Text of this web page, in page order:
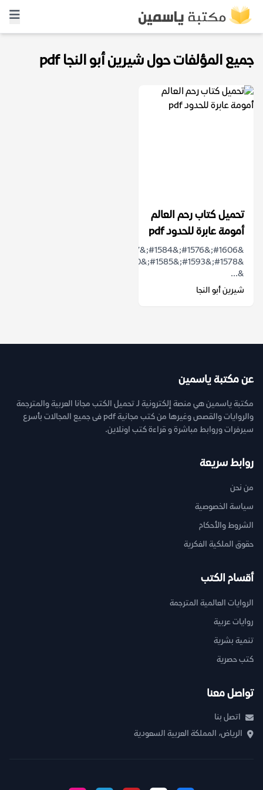
جميع المؤلفات حول شيرين أبو النجا pdf
تحميل كتاب رحم العالم
أمومة عابرة للحدود pdf
&...
شيرين أبو النجا
عن مكتبة ياسمين
مكتبة ياسمين هي منصة إلكترونية لـ تحميل الكتب مجانا العربية والمترجمة
والروايات والقصص وغيرها من كتب مجانية pdf فى جميع المجالات بأسرع
سيرفرات وروابط مباشرة و قراءة كتب اونلاين.
روابط سريعة
من نحن
سياسة الخصوصية
الشروط والأحكام
حقوق الملكية الفكرية
أقسام الكتب
الروايات العالمية المترجمة
روايات عربية
تنمية بشرية
كتب حصرية
تواصل معنا
اتصل بنا
الرياض، المملكة العربية السعودية